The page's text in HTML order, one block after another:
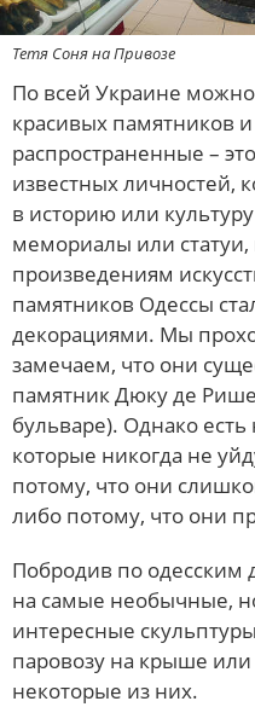
Тетя Соня на Привозе
По всей Украине
красивых памятников
распространенные –
известных личностей,
в историю или
мемориалы или
произведениям
памятников Одессы
декорациями. Мы
замечаем, что они
памятник Дюку де
бульваре). Однако
которые никогда не
потому, что они
либо потому, что они
Побродив по одесским
на самые необычные,
интересные
паровозу на крыше
некоторые из них.